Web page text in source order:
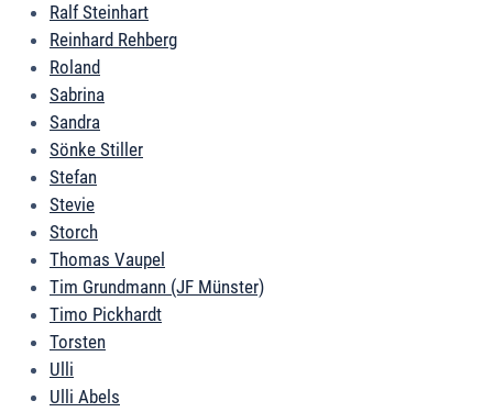
Ralf Steinhart
Reinhard Rehberg
Roland
Sabrina
Sandra
Sönke Stiller
Stefan
Stevie
Storch
Thomas Vaupel
Tim Grundmann (JF Münster)
Timo Pickhardt
Torsten
Ulli
Ulli Abels